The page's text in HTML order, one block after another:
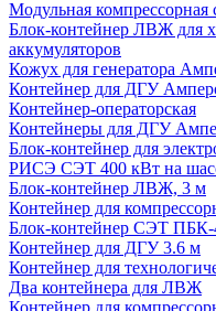
Модульная компрессорная
Блок-контейнер ЛВЖ для
аккумуляторов
Кожух для генератора
Контейнер для ДГУ
Контейнер-операторская
Контейнеры для ДГУ
Блок-контейнер для
РИСЭ СЭТ 400 кВт на
Блок-контейнер ЛВЖ, 3 м
Контейнер для
Блок-контейнер СЭТ ПБК-
Контейнер для ДГУ 3.6 м
Контейнер для
Два контейнера для ЛВЖ
Контейнер для